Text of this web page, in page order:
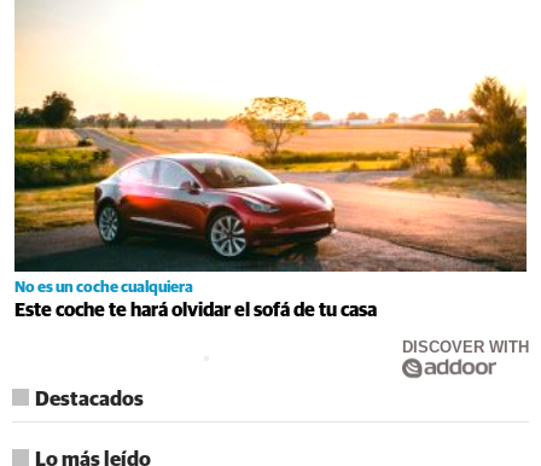
No es un coche cualquiera
Este coche te hará olvidar el sofá de tu casa
DISCOVER WITH
Destacados
Lo más leído